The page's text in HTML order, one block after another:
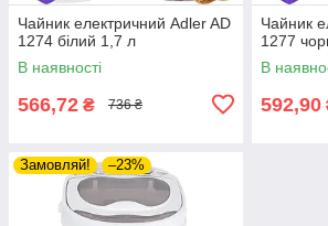
Чайник електричний Adler AD
1274 білий 1,7 л
В наявності
566,72 ₴ 736 ₴
Чайник
1277
В
592,90
Замовляй! –23%